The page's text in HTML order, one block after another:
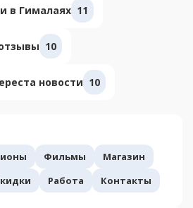
в Гималаях 11
10
новости 10
Фильмы
Магазин
Работа Контакты